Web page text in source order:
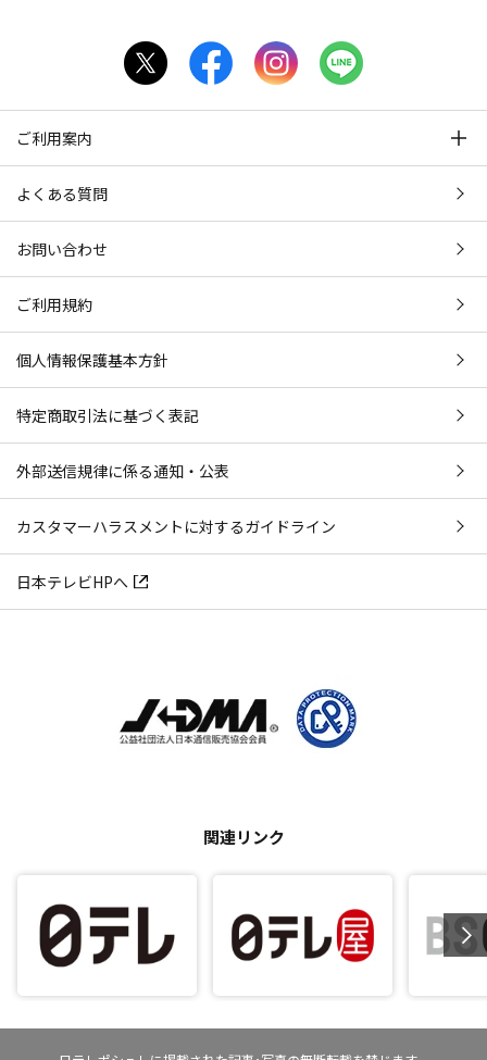
ご利用案内
よくある質問
お問い合わせ
ご利用規約
個人情報保護基本方針
特定商取引法に基づく表記
外部送信規律に係る通知・公表
カスタマーハラスメントに対するガイドライン
日本テレビHPへ
関連リンク